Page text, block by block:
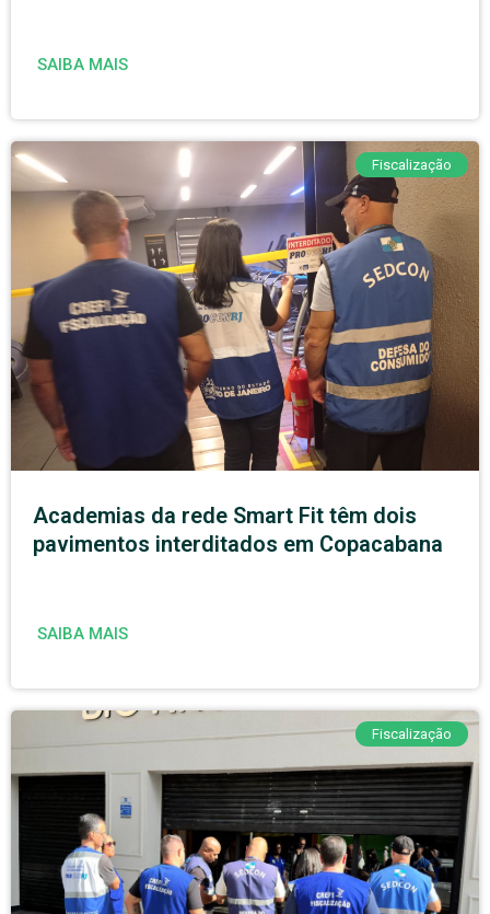
SAIBA MAIS
Fiscalização
Academias da rede Smart Fit têm dois
pavimentos interditados em Copacabana
SAIBA MAIS
Fiscalização